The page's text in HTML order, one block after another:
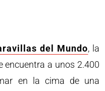
del Mundo, la
encuentra a unos 2.400
en la cima de una